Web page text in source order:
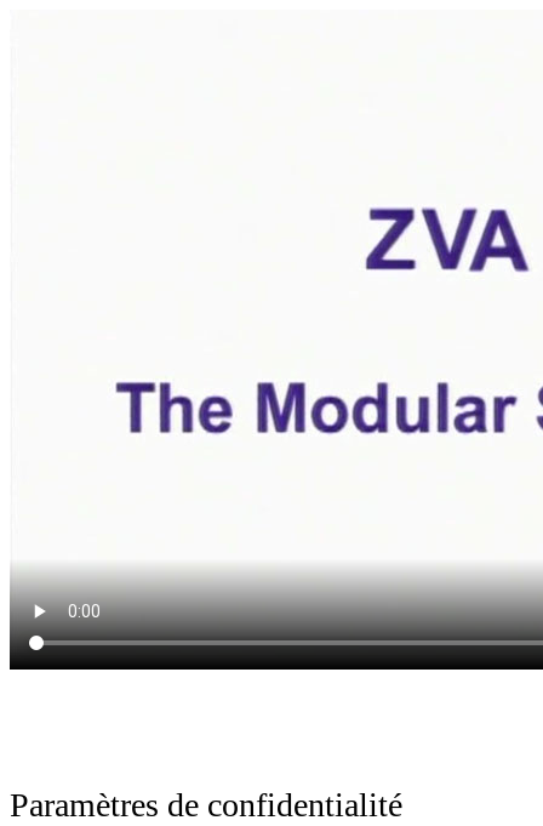
Paramètres de confidentialité